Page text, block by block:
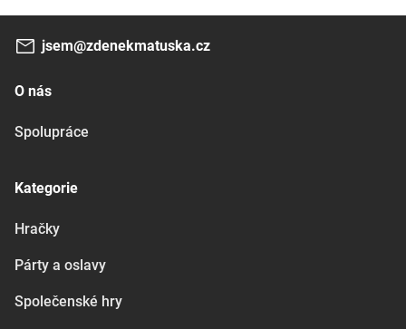
jsem@zdenekmatuska.cz
O nás
Spolupráce
Kategorie
Hračky
Párty a oslavy
Společenské hry